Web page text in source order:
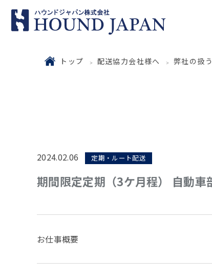
トップ 配送協力会社様へ 弊社の扱
2024.02.06 定期・ルート配送
期間限定定期（3ケ月程） 自動車
お仕事概要